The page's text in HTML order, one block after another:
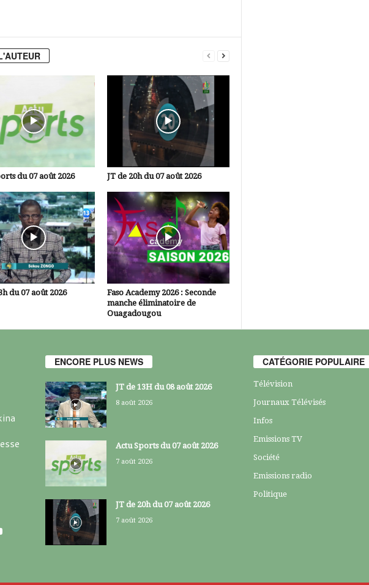
du 07 août 2026 JT de 20h du 07 août 2026
du 07 août 2026
Faso Academy 2026 : Seconde
manche éliminatoire de
Ouagadougou
ENCORE PLUS NEWS
JT de 13H du 08 août 2026
8 août 2026
Actu Sports du 07 août 2026
7 août 2026
JT de 20h du 07 août 2026
7 août 2026
CATÉGORIE POPULAIRE
Télévision
Journaux Télévisés
Infos
Emissions TV
Société
Emissions radio
Politique